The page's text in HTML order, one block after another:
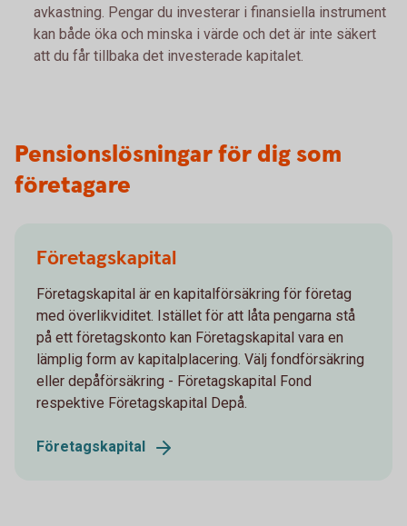
avkastning. Pengar du investerar i finansiella instrument
kan både öka och minska i värde och det är inte säkert
att du får tillbaka det investerade kapitalet.
Pensionslösningar för dig som
företagare
Företagskapital
Företagskapital är en kapitalförsäkring för företag
med överlikviditet. Istället för att låta pengarna stå
på ett företagskonto kan Företagskapital vara en
lämplig form av kapitalplacering. Välj fondförsäkring
eller depåförsäkring - Företagskapital Fond
respektive Företagskapital Depå.
Företagskapital